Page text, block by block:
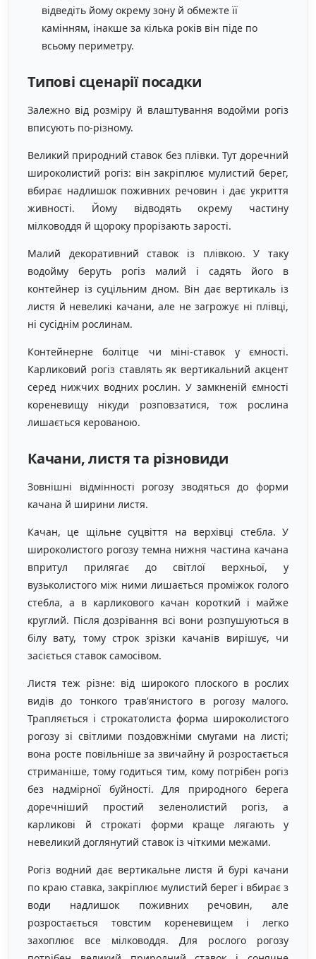
відведіть йому окрему зону й обмежте її
камінням, інакше за кілька років він піде по
всьому периметру.
Типові сценарії посадки
Залежно від розміру й влаштування водойми рогіз
вписують по-різному.
Великий природний ставок без плівки. Тут доречний
широколистий рогіз: він закріплює мулистий берег,
вбирає надлишок поживних речовин і дає укриття
живності. Йому відводять окрему частину
мілководдя й щороку прорізають зарості.
Малий декоративний ставок із плівкою. У таку
водойму беруть рогіз малий і садять його в
контейнер із суцільним дном. Він дає вертикаль із
листя й невеликі качани, але не загрожує ні плівці,
ні сусіднім рослинам.
Контейнерне болітце чи міні-ставок у ємності.
Карликовий рогіз ставлять як вертикальний акцент
серед нижчих водних рослин. У замкненій ємності
кореневищу нікуди розповзатися, тож рослина
лишається керованою.
Качани, листя та різновиди
Зовнішні відмінності рогозу зводяться до форми
качана й ширини листя.
Качан, це щільне суцвіття на верхівці стебла. У
широколистого рогозу темна нижня частина качана
впритул прилягає до світлої верхньої, у
вузьколистого між ними лишається проміжок голого
стебла, а в карликового качан короткий і майже
круглий. Після дозрівання всі вони розпушуються в
білу вату, тому строк зрізки качанів вирішує, чи
засіється ставок самосівом.
Листя теж різне: від широкого плоского в рослих
видів до тонкого трав'янистого в рогозу малого.
Трапляється і строкатолиста форма широколистого
рогозу зі світлими поздовжніми смугами на листі;
вона росте повільніше за звичайну й розростається
стриманіше, тому годиться тим, кому потрібен рогіз
без надмірної буйності. Для природного берега
доречніший простий зеленолистий рогіз, а
карликові й строкаті форми краще лягають у
невеликий доглянутий ставок із чіткими межами.
Рогіз водний дає вертикальне листя й бурі качани
по краю ставка, закріплює мулистий берег і вбирає з
води надлишок поживних речовин, але
розростається товстим кореневищем і легко
захоплює все мілководдя. Для рослого рогозу